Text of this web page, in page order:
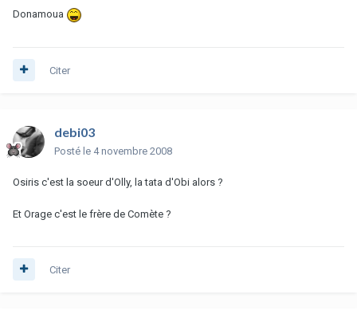
Donamoua
Citer
debi03
Posté le 4 novembre 2008
Osiris c'est la soeur d'Olly, la tata d'Obi alors ?
Et Orage c'est le frère de Comète ?
Citer